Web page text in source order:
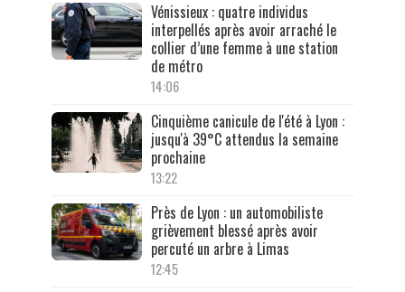
Vénissieux : quatre individus
interpellés après avoir arraché le
collier d’une femme à une station
de métro
14:06
Cinquième canicule de l'été à Lyon :
jusqu'à 39°C attendus la semaine
prochaine
13:22
Près de Lyon : un automobiliste
grièvement blessé après avoir
percuté un arbre à Limas
12:45